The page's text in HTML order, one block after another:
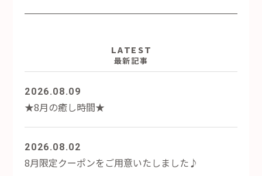
LATEST
最新記事
2026.08.09
★8月の癒し時間★
2026.08.02
8月限定クーポンをご用意いたしました♪